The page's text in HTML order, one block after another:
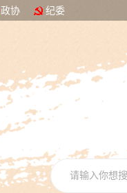
政协 纪委